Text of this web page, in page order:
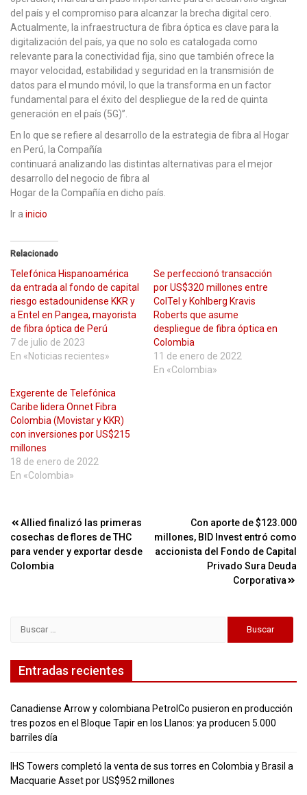
del país y el compromiso para alcanzar la brecha digital cero.
Actualmente, la infraestructura de fibra óptica es clave para la
digitalización del país, ya que no solo es catalogada como
relevante para la conectividad fija, sino que también ofrece la
mayor velocidad, estabilidad y seguridad en la transmisión de
datos para el mundo móvil, lo que la transforma en un factor
fundamental para el éxito del despliegue de la red de quinta
generación en el país (5G)”.
En lo que se refiere al desarrollo de la estrategia de fibra al Hogar
en Perú, la Compañía
continuará analizando las distintas alternativas para el mejor
desarrollo del negocio de fibra al
Hogar de la Compañía en dicho país.
Ir a inicio
Relacionado
Telefónica Hispanoamérica
da entrada al fondo de capital
riesgo estadounidense KKR y
a Entel en Pangea, mayorista
de fibra óptica de Perú
7 de julio de 2023
En «Noticias recientes»
Se perfeccionó transacción
por US$320 millones entre
ColTel y Kohlberg Kravis
Roberts que asume
despliegue de fibra óptica en
Colombia
11 de enero de 2022
En «Colombia»
Exgerente de Telefónica
Caribe lidera Onnet Fibra
Colombia (Movistar y KKR)
con inversiones por US$215
millones
18 de enero de 2022
En «Colombia»
Navegación
de
entradas
Allied finalizó las primeras
cosechas de flores de THC
para vender y exportar desde
Colombia
Con aporte de $123.000
millones, BID Invest entró como
accionista del Fondo de Capital
Privado Sura Deuda
Corporativa
Entradas recientes
Canadiense Arrow y colombiana PetrolCo pusieron en producción
tres pozos en el Bloque Tapir en los Llanos: ya producen 5.000
barriles día
IHS Towers completó la venta de sus torres en Colombia y Brasil a
Macquarie Asset por US$952 millones